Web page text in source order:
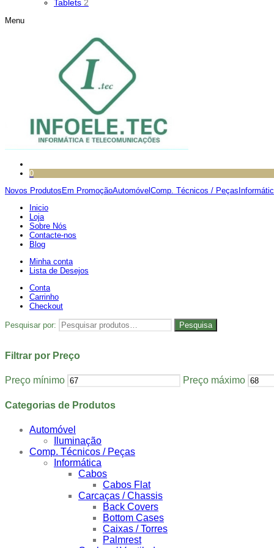
Tablets 2
Menu
0
Novos Produtos Em PromoçãoAutomóvel Comp. Técnicos / Peças
Inicio
Loja
Sobre Nós
Contacte-nos
Blog
Minha conta
Lista de Desejos
Conta
Carrinho
Checkout
Pesquisar por: Pesquisa
Filtrar por Preço
Preço mínimo Preço máximo
Categorias de Produtos
Automóvel
Iluminação
Comp. Técnicos / Peças
Informática
Cabos
Cabos Flat
Carcaças / Chassis
Back Covers
Bottom Cases
Caixas / Torres
Palmrest